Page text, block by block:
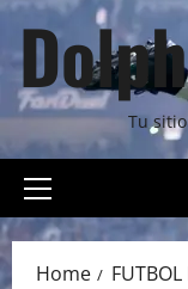
Tu
Primary
Menu
Home